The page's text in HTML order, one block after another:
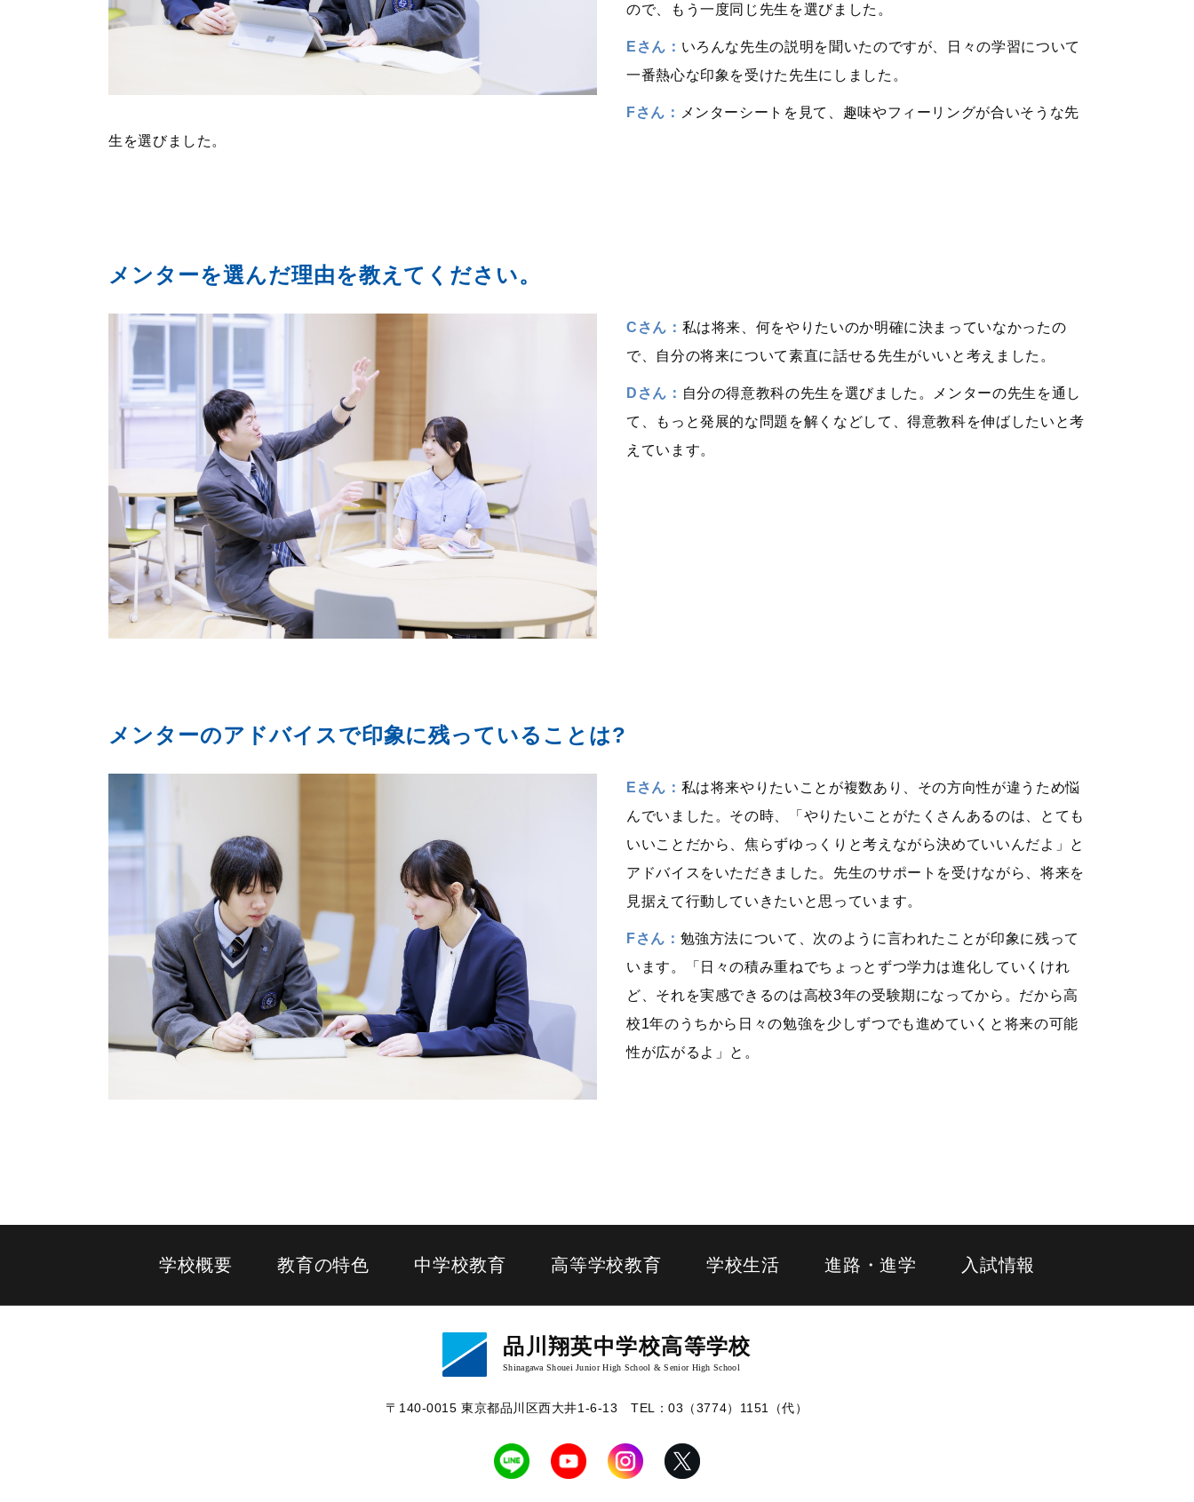
ので、もう一度同じ先生を選びました。
Eさん： いろんな先生の説明を聞いたのですが、日々の学習について
一番熱心な印象を受けた先生にしました。
Fさん：
メンターシートを見て、趣味やフィーリングが合いそうな先
生を選びました。
メンターを選んだ理由を教えてください。
Cさん： 私は将来、何をやりたいのか明確に決まっていなかったの
で、自分の将来について素直に話せる先生がいいと考えました。
Dさん： 自分の得意教科の先生を選びました。メンターの先生を通し
て、もっと発展的な問題を解くなどして、得意教科を伸ばしたいと考
えています。
メンターのアドバイスで印象に残っていることは?
Eさん： 私は将来やりたいことが複数あり、その方向性が違うため悩
んでいました。その時、「やりたいことがたくさんあるのは、とても
いいことだから、焦らずゆっくりと考えながら決めていいんだよ」と
アドバイスをいただきました。先生のサポートを受けながら、将来を
見据えて行動していきたいと思っています。
Fさん： 勉強方法について、次のように言われたことが印象に残って
います。「日々の積み重ねでちょっとずつ学力は進化していくけれ
ど、それを実感できるのは高校3年の受験期になってから。だから高
校1年のうちから日々の勉強を少しずつでも進めていくと将来の可能
性が広がるよ」と。
学校概要 教育の特色 中学校教育 高等学校教育 学校生活 進路・進学 入試情報
品川翔英中学校高等学校
Shinagawa Shouei Junior High School & Senior High School
〒140-0015 東京都品川区⻄⼤井1-6-13 TEL：03（3774）1151（代）